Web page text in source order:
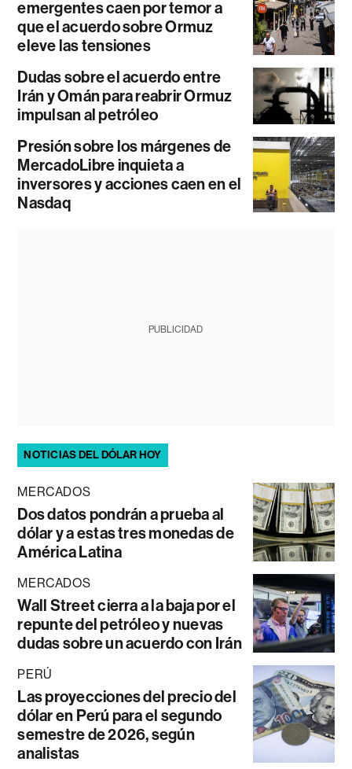
emergentes caen por temor a
que el acuerdo sobre Ormuz
eleve las tensiones
Dudas sobre el acuerdo entre
Irán y Omán para reabrir Ormuz
impulsan al petróleo
Presión sobre los márgenes de
MercadoLibre inquieta a
inversores y acciones caen en el
Nasdaq
PUBLICIDAD
NOTICIAS DEL DÓLAR HOY
MERCADOS
Dos datos pondrán a prueba al
dólar y a estas tres monedas de
América Latina
MERCADOS
Wall Street cierra a la baja por el
repunte del petróleo y nuevas
dudas sobre un acuerdo con Irán
PERÚ
Las proyecciones del precio del
dólar en Perú para el segundo
semestre de 2026, según
analistas